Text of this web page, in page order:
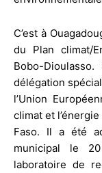
C’est à
du Plan climat/
Bobo-
délégation
l’Union
climat et
Faso. Il a été
municipal le
laboratoire de